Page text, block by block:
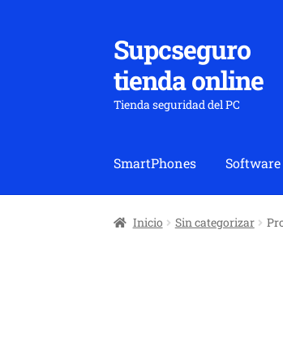
Ir
a
la
navegación
Ir
al
contenido
Supcseguro
tienda online
Tienda seguridad del PC
SmartPhones Software
Inicio Sin categorizar